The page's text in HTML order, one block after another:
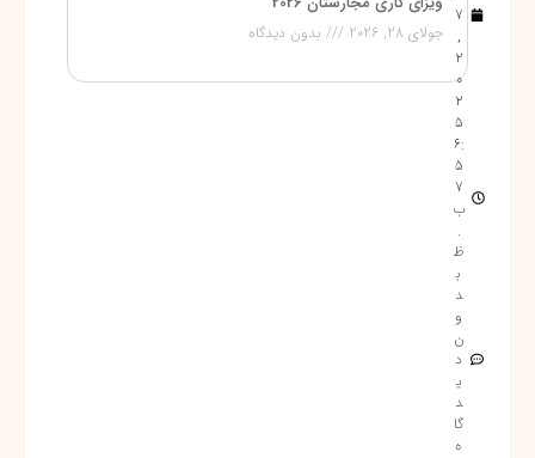
7
,
2
0
2
5
6:
5
7
ب
.
ظ
ب
د
و
ن
د
ی
د
گا
ه
جولای 28, 2026 بدون دیدگاه